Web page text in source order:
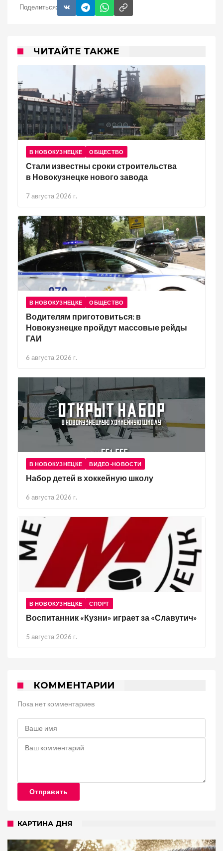
Поделиться:
ЧИТАЙТЕ ТАКЖЕ
В НОВОКУЗНЕЦКЕ ОБЩЕСТВО
Стали известны сроки строительства
в Новокузнецке нового завода
7 августа 2026 г.
В НОВОКУЗНЕЦКЕ ОБЩЕСТВО
Водителям приготовиться: в
Новокузнецке пройдут массовые рейды
ГАИ
6 августа 2026 г.
В НОВОКУЗНЕЦКЕ ВИДЕО-НОВОСТИ
Набор детей в хоккейную школу
6 августа 2026 г.
В НОВОКУЗНЕЦКЕ СПОРТ
Воспитанник «Кузни» играет за «Славутич»
5 августа 2026 г.
КОММЕНТАРИИ
Пока нет комментариев
Отправить
КАРТИНА ДНЯ